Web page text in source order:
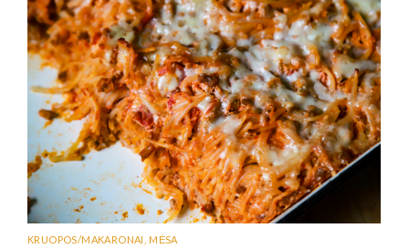
KRUOPOS/MAKARONAI MĖSA